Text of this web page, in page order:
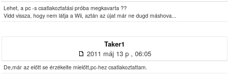
Lehet, a pc -s csatlakoztatási próba megkavarta ??
Vidd vissza, hogy nem látja a Wii, aztán az újat már ne dugd máshova...
Taker1
2011 máj 13 p , 06:05
De,már az előtt se érzékelte mielőtt,pc-hez csatlakoztattam.